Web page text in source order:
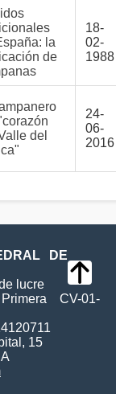
la
de
18-
02-
1988
del
24-
06-
2016
DE
lucre
CV-01-
15